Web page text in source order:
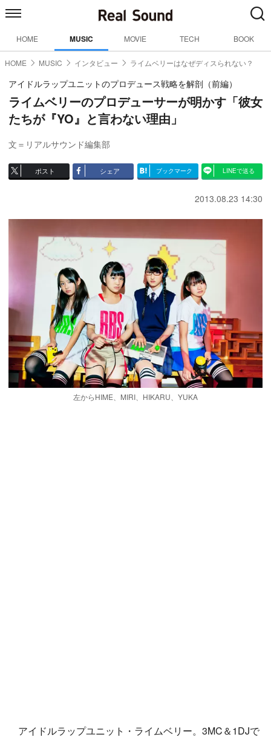
HOME MUSIC MOVIE TECH BOOK
HOME MUSIC インタビュー ライムベリーはなぜディスられない？
アイドルラップユニットのプロデュース戦略を解剖（前編）
ライムベリーのプロデューサーが明かす「彼女
たちが『YO』と言わない理由」
文＝リアルサウンド編集部
ポスト シェア ブックマーク LINEで送る
2013.08.23 14:30
左からHIME、MIRI、HIKARU、YUKA
アイドルラップユニット・ライムベリー。3MC＆1DJで